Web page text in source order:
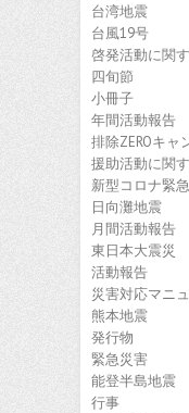
台湾地震
台風19号
啓発活動に関
四旬節
小冊子
年間活動報告
排除ZEROキャ
援助活動に関
新型コロナ緊
日向灘地震
月間活動報告
東日本大震災
活動報告
災害対応マニ
熊本地震
発行物
緊急災害
能登半島地震
行事